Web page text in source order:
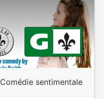
Comédie sentimentale